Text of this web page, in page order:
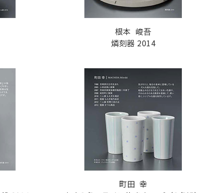
根本 峻吾
燐刻器 2014
町田 幸